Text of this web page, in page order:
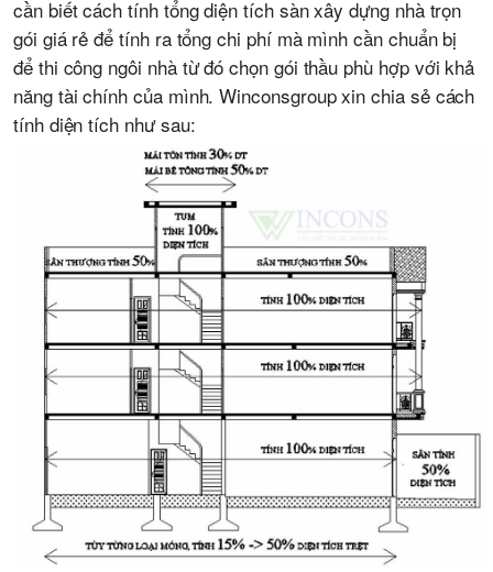
cần biết cách tính tổng diện tích sàn xây dựng nhà trọn
gói giá rẻ để tính ra tổng chi phí mà mình cần chuẩn bị
để thi công ngôi nhà từ đó chọn gói thầu phù hợp với khả
năng tài chính của mình. Winconsgroup xin chia sẻ cách
tính diện tích như sau: